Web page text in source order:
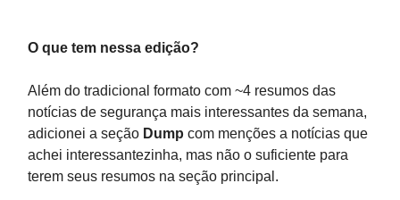
O que tem nessa edição?
Além do tradicional formato com ~4 resumos das
notícias de segurança mais interessantes da semana,
adicionei a seção Dump com menções a notícias que
achei interessantezinha, mas não o suficiente para
terem seus resumos na seção principal.